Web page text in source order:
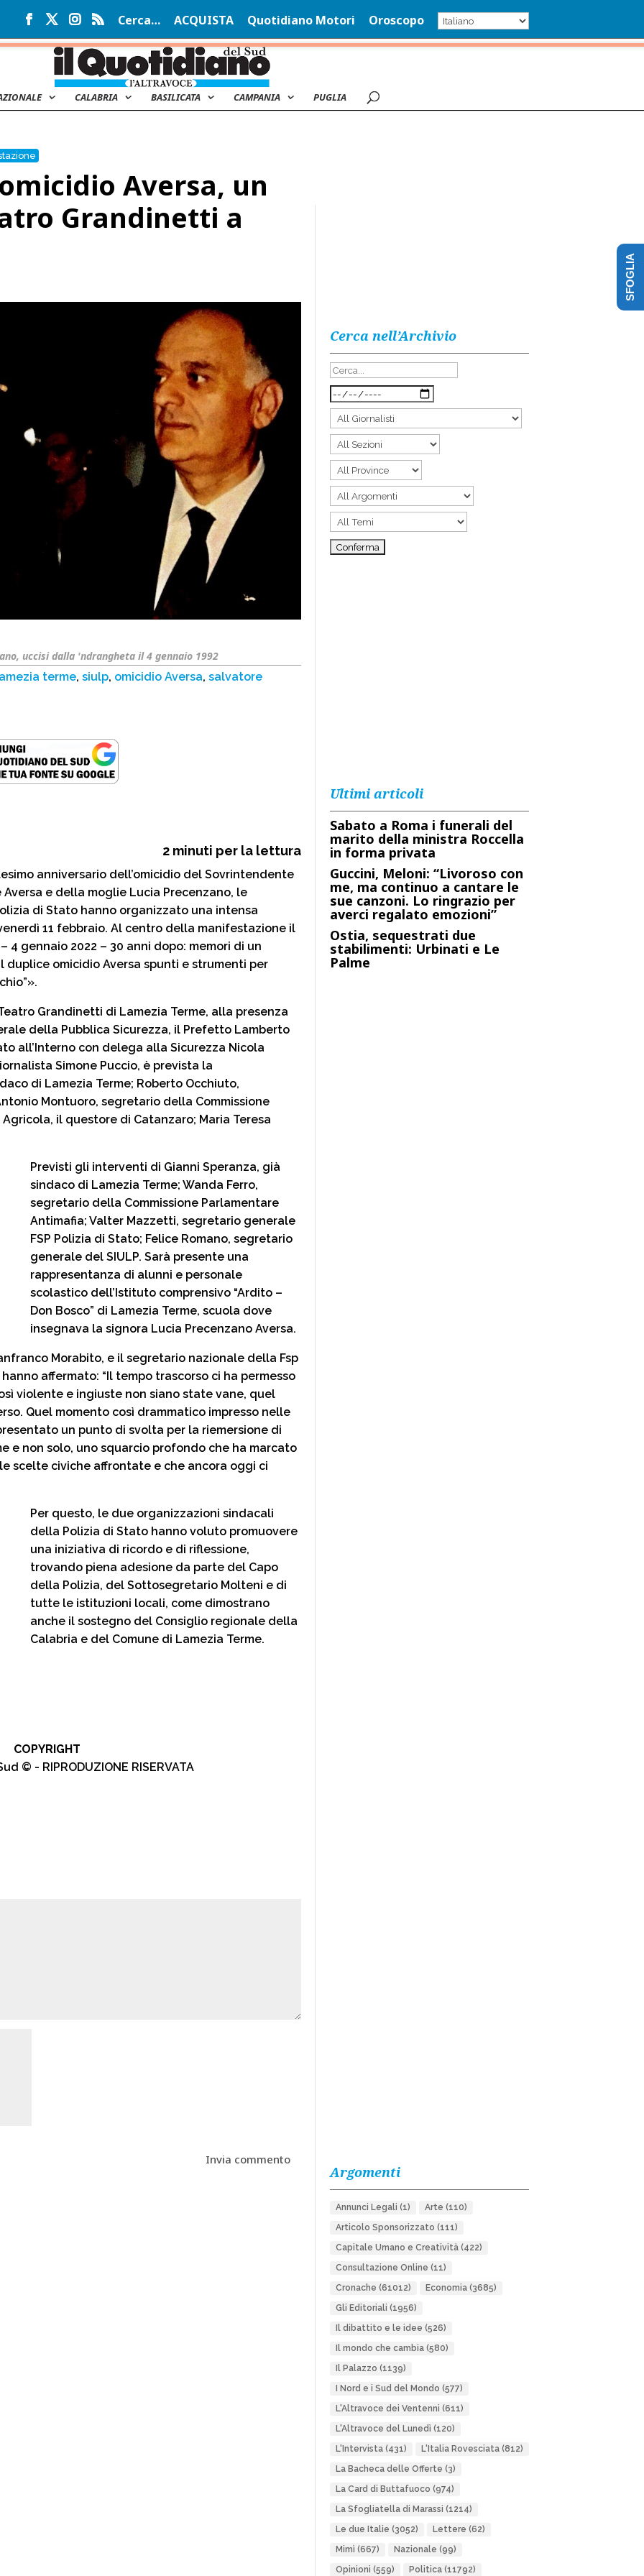
Cerca… ACQUISTA Quotidiano Motori Oroscopo
CALABRIA BASILICATA CAMPANIA PUGLIA
Aversa, un
Grandinetti a
uccisi dalla 'ndrangheta il 4 gennaio 1992
terme, siulp, omicidio Aversa, salvatore
2minuti per la lettura
anniversario dell’omicidio del Sovrintendente
e della moglie Lucia Precenzano, le
di Stato hanno organizzato una intensa
11 febbraio. Al centro della manifestazione il
4 gennaio 2022 – 30 anni dopo: memori di un
omicidio Aversa spunti e strumenti per
Grandinetti di Lamezia Terme, alla presenza
della Pubblica Sicurezza, il Prefetto Lamberto
all’Interno con delega alla Sicurezza Nicola
Simone Puccio, è prevista la
di Lamezia Terme; Roberto Occhiuto,
Montuoro, segretario della Commissione
il questore di Catanzaro; Maria Teresa
Previsti gli interventi di Gianni Speranza, già
sindaco di Lamezia Terme; Wanda Ferro,
segretario della Commissione Parlamentare
Antimafia; Valter Mazzetti, segretario generale
FSP Polizia di Stato; Felice Romano, segretario
generale del SIULP.​ Sarà presente una
rappresentanza di alunni e personale
scolastico dell’Istituto comprensivo “Ardito –
Don Bosco” di Lamezia Terme, scuola dove
insegnava la signora Lucia Precenzano Aversa.​
Morabito, e il segretario nazionale della Fsp
affermato: “Il tempo trascorso ci ha permesso
violente e ingiuste non siano state vane, quel
Quel momento così drammatico impresso nelle
un punto di svolta per la riemersione di
e non solo, uno squarcio profondo che ha marcato
scelte civiche affrontate e che ancora oggi ci
Per questo, le due organizzazioni sindacali
della Polizia di Stato hanno voluto promuovere
una iniziativa di ricordo e di riflessione,
trovando piena adesione da parte del Capo
della Polizia, del Sottosegretario Molteni e di
tutte le istituzioni locali, come dimostrano
anche il sostegno del Consiglio regionale della
Calabria e del Comune di Lamezia Terme.
COPYRIGHT
© - RIPRODUZIONE RISERVATA
Cerca nell’Archivio
Ultimi articoli
Sabato a Roma i funerali del
marito della ministra Roccella
in forma privata
Guccini, Meloni: “Livoroso con
me, ma continuo a cantare le
sue canzoni. Lo ringrazio per
averci regalato emozioni”
Ostia, sequestrati due
stabilimenti: Urbinati e Le
Palme
Argomenti
Annunci Legali (1) Arte (110)
Articolo Sponsorizzato (111)
Capitale Umano e Creatività(422)
Consultazione Online (11)
Cronache (61012) Economia(3685)
Gli Editoriali (1956)
Il dibattito e le idee (526)
Il mondo che cambia(580)
Il Palazzo (1139)
I Nord e i Sud del Mondo (577)
L'Altravoce dei Ventenni (611)
L'Altravoce del Lunedì (120)
L'Intervista(431) L'Italia Rovesciata(812)
La Bacheca delle Offerte (3)
La Card di Buttafuoco (974)
La Sfogliatella di Marassi (1214)
Le due Italie (3052) Lettere (62)
Mimì (667) Nazionale (99)
Opinioni (559) Politica(11792)
SFOGLIA